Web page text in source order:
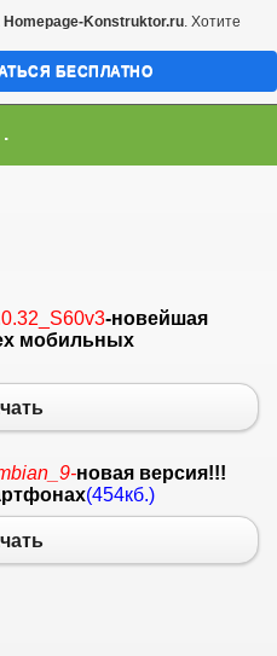
.
_S60v3-новейшая
мобильных
новая версия!!!
(454кб.)
Homepage-Konstruktor.ru. Хотите
БЕСПЛАТНО